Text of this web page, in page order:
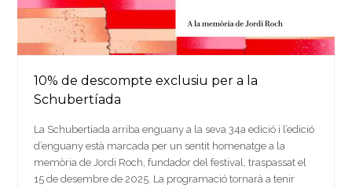
10% de descompte exclusiu per a la
Schubertíada
La Schubertíada arriba enguany a la seva 34a edició i l’edició
d’enguany està marcada per un sentit homenatge a la
memòria de Jordi Roch, fundador del festival, traspassat el
15 de desembre de 2025. La programació tornarà a tenir